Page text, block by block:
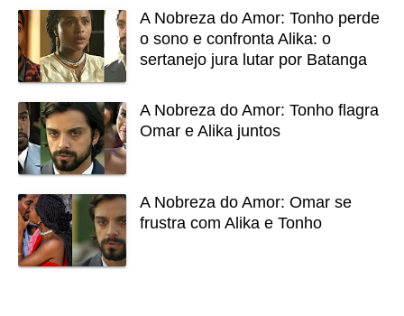
A Nobreza do Amor: Tonho perde
o sono e confronta Alika: o
sertanejo jura lutar por Batanga
A Nobreza do Amor: Tonho flagra
Omar e Alika juntos
A Nobreza do Amor: Omar se
frustra com Alika e Tonho